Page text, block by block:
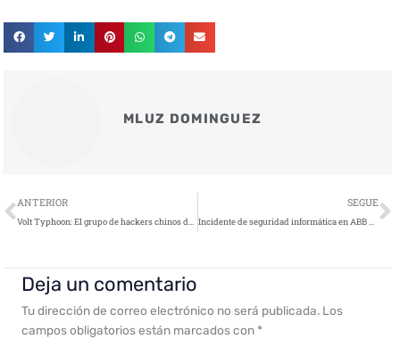
MLUZ DOMINGUEZ
Ant
ANTERIOR
Volt Typhoon: El grupo de hackers chinos detrás del ataque cibernético a EE. UU.
SEGUE
Incidente de seguridad informática en ABB basado en ransomware
Deja un comentario
Tu dirección de correo electrónico no será publicada. Los
campos obligatorios están marcados con *